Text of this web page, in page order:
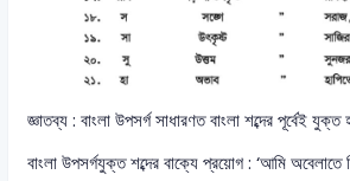
জ্ঞাতব্য : বাংলা উপসর্গ সাধারণত বাংলা শব্দের পূর্বেই যুক্ত
বাংলা উপসর্গযুক্ত শব্দের বাক্যে প্রয়োগ : ‘আমি অবেলাতে